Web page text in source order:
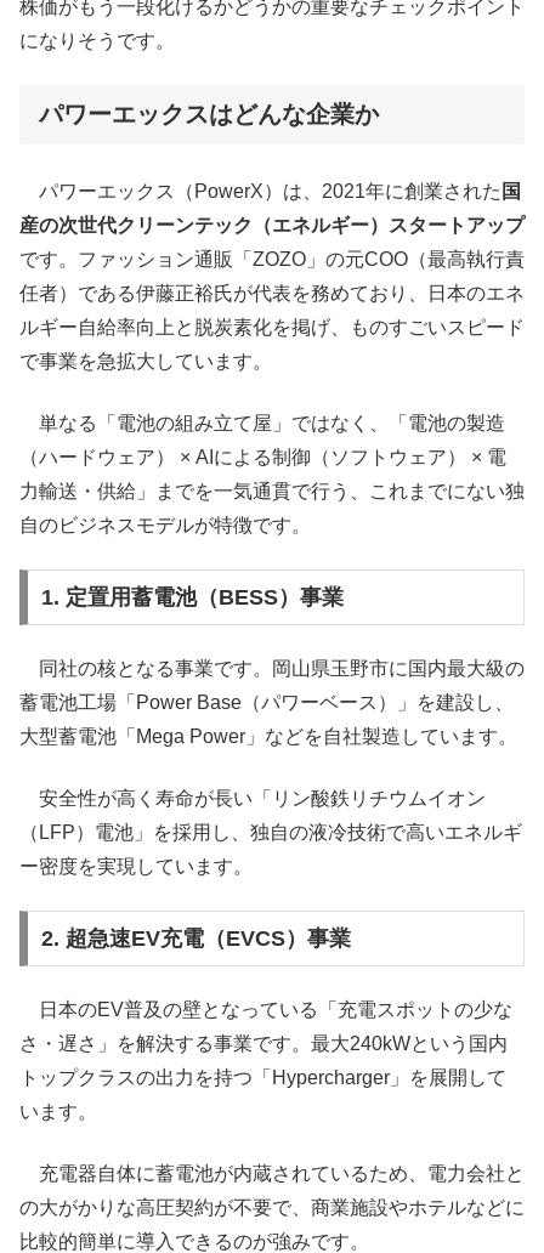
株価がもう一段化けるかどうかの重要なチェックポイント
になりそうです。
パワーエックスはどんな企業か
パワーエックス（PowerX）は、2021年に創業された 国
産の次世代クリーンテック（エネルギー）スタートアップ
です。ファッション通販「ZOZO」の元COO（最高執行責
任者）である伊藤正裕氏が代表を務めており、日本のエネ
ルギー自給率向上と脱炭素化を掲げ、ものすごいスピード
で事業を急拡大しています。
単なる「電池の組み立て屋」ではなく、「電池の製造
（ハードウェア） × AIによる制御（ソフトウェア） × 電
力輸送・供給」までを一気通貫で行う、これまでにない独
自のビジネスモデルが特徴です。
1. 定置用蓄電池（BESS）事業
同社の核となる事業です。岡山県玉野市に国内最大級の
蓄電池工場「Power Base（パワーベース）」を建設し、
大型蓄電池「Mega Power」などを自社製造しています。
安全性が高く寿命が長い「リン酸鉄リチウムイオン
（LFP）電池」を採用し、独自の液冷技術で高いエネルギ
ー密度を実現しています。
2. 超急速EV充電（EVCS）事業
日本のEV普及の壁となっている「充電スポットの少な
さ・遅さ」を解決する事業です。最大240kWという国内
トップクラスの出力を持つ「Hypercharger」を展開して
います。
充電器自体に蓄電池が内蔵されているため、電力会社と
の大がかりな高圧契約が不要で、商業施設やホテルなどに
比較的簡単に導入できるのが強みです。